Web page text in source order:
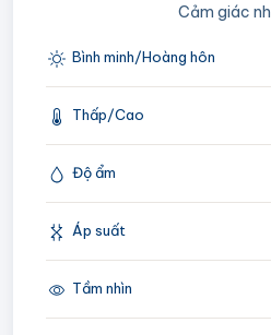
Cảm giác
Bình minh/Hoàng hôn
Thấp/Cao
Độ ẩm
Áp suất
Tầm nhìn